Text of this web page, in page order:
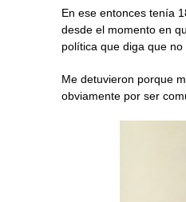
En ese entonces tenía
desde el momento en
política que diga que no
Me detuvieron porque
obviamente por ser